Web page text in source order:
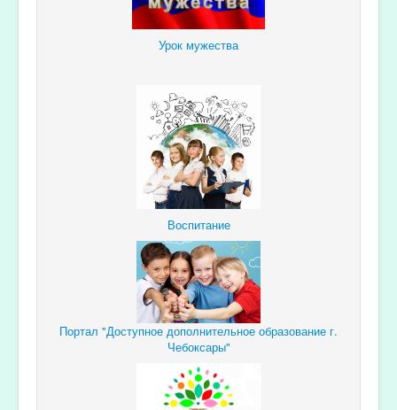
Урок мужества
Воспитание
Портал "Доступное дополнительное образование г.
Чебоксары"